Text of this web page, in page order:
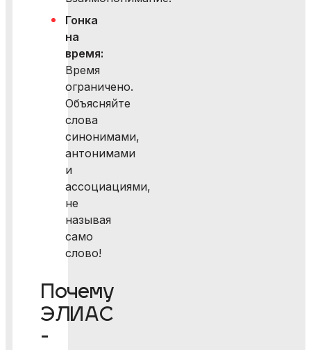
Гонка
на
время:
Время
ограничено.
Объясняйте
слова
синонимами,
антонимами
и
ассоциациями,
не
называя
само
слово!
Почему
ЭЛИАС
-